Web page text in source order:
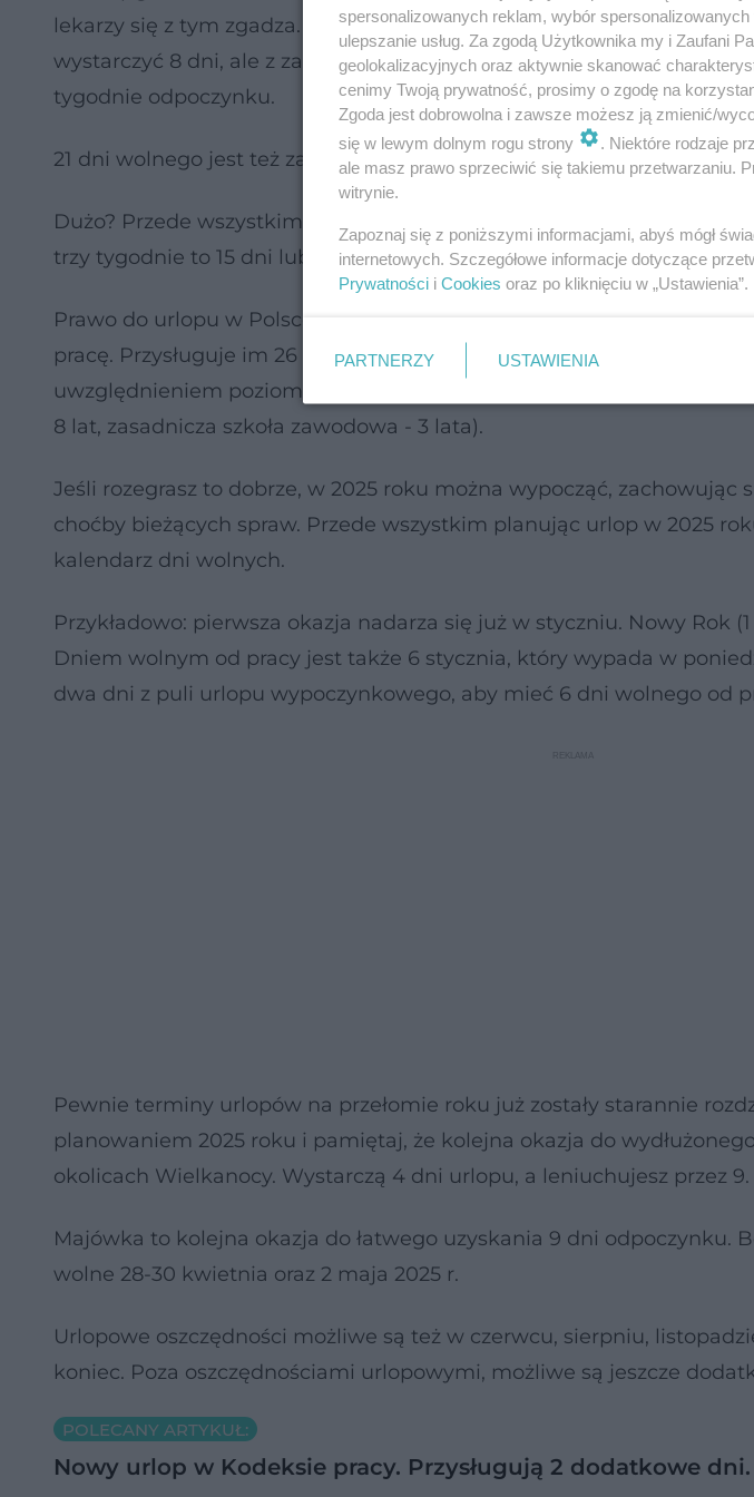
lekarzy się z tym zgadza. Związek Psychologów Amerykańskich
wystarczyć 8 dni, ale z zastrzeżeniem, że u osób zmęczonych i
tygodnie odpoczynku.
21 dni wolnego jest też zalecane podczas leczenia klimatycznego.
Dużo? Przede wszystkim trzeba pamiętać, że dwa tygodnie wolnego
trzy tygodnie to 15 dni lub mniej, bo liczą się tylko dni robocze.
Prawo do urlopu w Polsce niezmiennie mają jedynie osoby
pracę. Przysługuje im 26 lub 20 dni urlopu. Krótszy urlop jest dla
uwzględnieniem poziomu wykształcenia (przykładowo: ukończone
8 lat, zasadnicza szkoła zawodowa - 3 lata).
Jeśli rozegrasz to dobrze, w 2025 roku można wypocząć, zachowując
choćby bieżących spraw. Przede wszystkim planując urlop w 2025
kalendarz dni wolnych.
Przykładowo: pierwsza okazja nadarza się już w styczniu. Nowy Rok
Dniem wolnym od pracy jest także 6 stycznia, który wypada w
dwa dni z puli urlopu wypoczynkowego, aby mieć 6 dni wolnego od
Pewnie terminy urlopów na przełomie roku już zostały starannie
planowaniem 2025 roku i pamiętaj, że kolejna okazja do
okolicach Wielkanocy. Wystarczą 4 dni urlopu, a leniuchujesz przez 9.
Majówka to kolejna okazja do łatwego uzyskania 9 dni odpoczynku.
wolne 28-30 kwietnia oraz 2 maja 2025 r.
Urlopowe oszczędności możliwe są też w czerwcu, sierpniu,
koniec. Poza oszczędnościami urlopowymi, możliwe są jeszcze
POLECANY ARTYKUŁ:
Nowy urlop w Kodeksie pracy. Przysługują 2 dodatkowe
spersonalizowanych reklam, wybór
ulepszanie usług. Za zgodą Użytkownika my i Zaufani
geolokalizacyjnych oraz aktywnie skanować
cenimy Twoją prywatność, prosimy o zgodę na
Zgoda jest dobrowolna i zawsze możesz ją zmienić/
się w lewym dolnym rogu strony
. Niektóre rodzaje
ale masz prawo sprzeciwić się takiemu przetwarzaniu.
witrynie.
Zapoznaj się z poniższymi informacjami, abyś mógł
internetowych. Szczegółowe informacje dotyczące
Prywatności i Cookies oraz po kliknięciu w „Ustawienia”.
PARTNERZY USTAWIENIA